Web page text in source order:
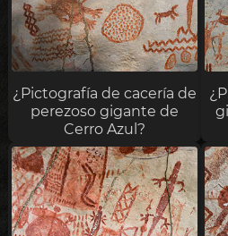
¿Pictografía de cacería de
perezoso gigante de
Cerro Azul?